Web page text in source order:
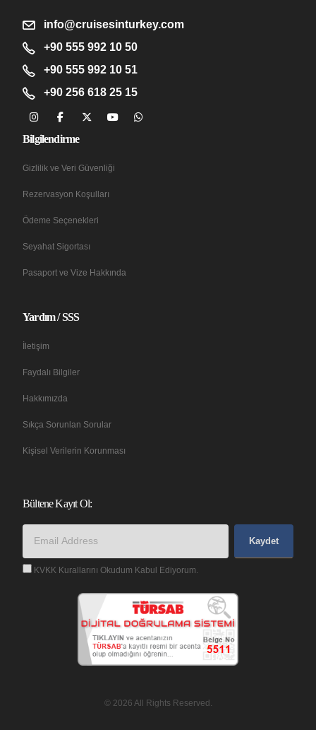
info@cruisesinturkey.com
+90 555 992 10 50
+90 555 992 10 51
+90 256 618 25 15
Bilgilendirme
Gizlilik ve Veri Güvenliği
Rezervasyon Koşulları
Ödeme Seçenekleri
Seyahat Sigortası
Pasaport ve Vize Hakkında
Yardım / SSS
İletişim
Faydalı Bilgiler
Hakkımızda
Sıkça Sorunlan Sorular
Kişisel Verilerin Korunması
Bültene Kayıt Ol:
Kaydet
KVKK Kurallarını Okudum Kabul Ediyorum.
© 2026 All Rights Reserved.